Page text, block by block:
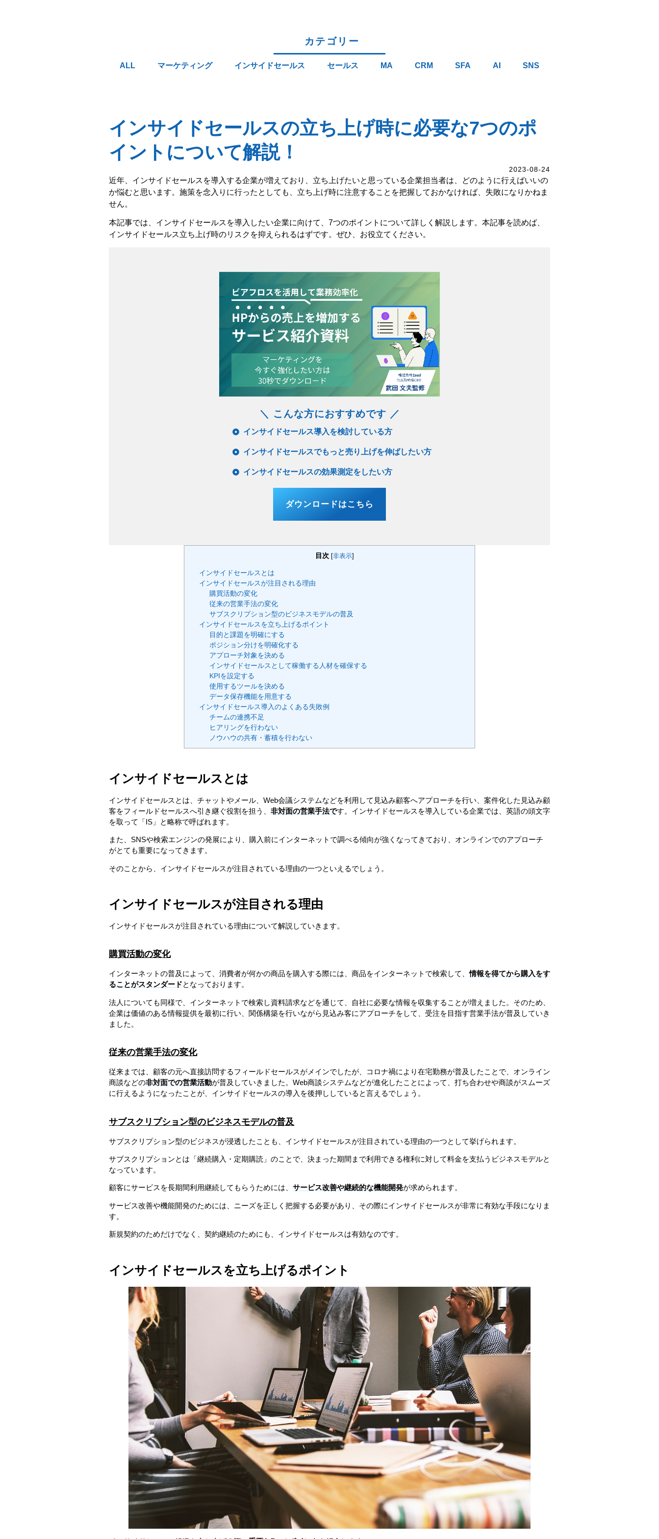
カテゴリー
ALL マーケティング インサイドセールス セールス MA CRM SFA AI SNS
インサイドセールスの立ち上げ時に必要な7つのポ
イントについて解説！
2023-08-24
近年、インサイドセールスを導入する企業が増えており、立ち上げたいと思っている企業担当者は、どのように行えばいいの
か悩むと思います。施策を念入りに行ったとしても、立ち上げ時に注意することを把握しておかなければ、失敗になりかねま
せん。
本記事では、インサイドセールスを導入したい企業に向けて、7つのポイントについて詳しく解説します。本記事を読めば、
インサイドセールス立ち上げ時のリスクを抑えられるはずです。ぜひ、お役立てください。
＼ こんな方におすすめです ／
インサイドセールス導入を検討している方
インサイドセールスでもっと売り上げを伸ばしたい方
インサイドセールスの効果測定をしたい方
ダウンロードはこちら
目次 [非表示]
インサイドセールスとは
インサイドセールスが注目される理由
購買活動の変化
従来の営業手法の変化
サブスクリプション型のビジネスモデルの普及
インサイドセールスを立ち上げるポイント
目的と課題を明確にする
ポジション分けを明確化する
アプローチ対象を決める
インサイドセールスとして稼働する人材を確保する
KPIを設定する
使用するツールを決める
データ保存機能を用意する
インサイドセールス導入のよくある失敗例
チームの連携不足
ヒアリングを行わない
ノウハウの共有・蓄積を行わない
インサイドセールスとは
インサイドセールスとは、チャットやメール、Web会議システムなどを利用して見込み顧客へアプローチを行い、案件化した見込み顧
客をフィールドセールスへ引き継ぐ役割を担う、 非対面の営業手法です。インサイドセールスを導入している企業では、英語の頭文字
を取って「IS」と略称で呼ばれます。
また、SNSや検索エンジンの発展により、購入前にインターネットで調べる傾向が強くなってきており、オンラインでのアプローチ
がとても重要になってきます。
そのことから、インサイドセールスが注目されている理由の一つといえるでしょう。
インサイドセールスが注目される理由
インサイドセールスが注目されている理由について解説していきます。
購買活動の変化
インターネットの普及によって、消費者が何かの商品を購入する際には、商品をインターネットで検索して、情報を得てから購入をす
ることがスタンダードとなっております。
法人についても同様で、インターネットで検索し資料請求などを通じて、自社に必要な情報を収集することが増えました。そのため、
企業は価値のある情報提供を最初に行い、関係構築を行いながら見込み客にアプローチをして、受注を目指す営業手法が普及していき
ました。
従来の営業手法の変化
従来までは、顧客の元へ直接訪問するフィールドセールスがメインでしたが、コロナ禍により在宅勤務が普及したことで、オンライン
商談などの非対面での営業活動が普及していきました。Web商談システムなどが進化したことによって、打ち合わせや商談がスムーズ
に行えるようになったことが、インサイドセールスの導入を後押ししていると言えるでしょう。
サブスクリプション型のビジネスモデルの普及
サブスクリプション型のビジネスが浸透したことも、インサイドセールスが注目されている理由の一つとして挙げられます。
サブスクリプションとは「継続購入・定期購読」のことで、決まった期間まで利用できる権利に対して料金を支払うビジネスモデルと
なっています。
顧客にサービスを長期間利用継続してもらうためには、 サービス改善や継続的な機能開発が求められます。
サービス改善や機能開発のためには、ニーズを正しく把握する必要があり、その際にインサイドセールスが非常に有効な手段になりま
す。
新規契約のためだけでなく、契約継続のためにも、インサイドセールスは有効なのです。
インサイドセールスを立ち上げるポイント